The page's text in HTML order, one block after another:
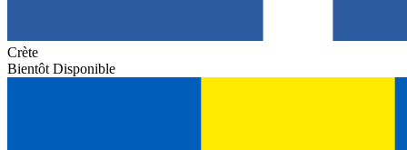
Crète
Bientôt Disponible